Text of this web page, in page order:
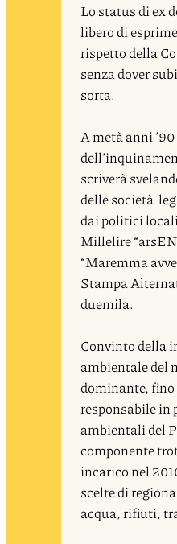
Lo status di ex
libero di
rispetto della
senza dover
sorta.
A metà anni
scriverà
delle società
dai politici
Millelire
“Maremma
Stampa
duemila.
Convinto della
ambientale del
dominante,
responsabile in
ambientali del
componente
incarico nel
scelte di
acqua, rifiuti,